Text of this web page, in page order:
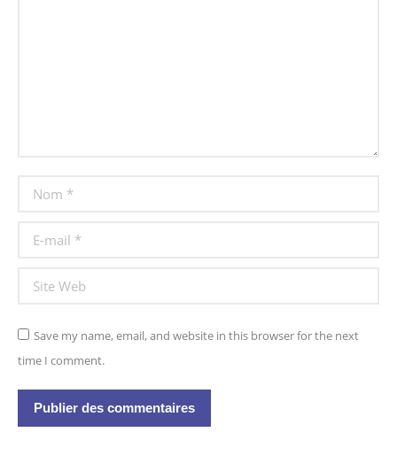
Nom *
E-mail *
Site Web
Save my name, email, and website in this browser for the next
time I comment.
Publier des commentaires